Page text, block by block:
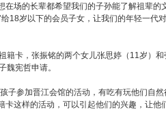
在场的长辈都希望我们的子孙能了解祖辈的
给18岁以下的会员子女，让我们的年轻一代
籍卡，张振铭的两个女儿张思婷（11岁）
魏宪哲申请。
子参加晋江会馆的活动，有吃有玩他们自
卡这样的活动，可以引起他们的兴趣，让他